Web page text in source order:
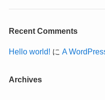
Recent Comments
Hello world! に A
Archives